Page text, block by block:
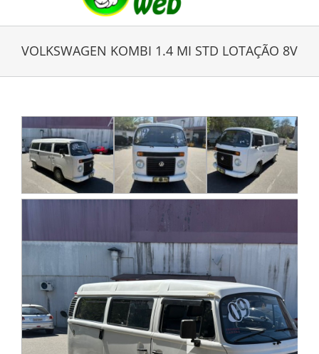
VOLKSWAGEN KOMBI 1.4 MI STD LOTAÇÃO 8V